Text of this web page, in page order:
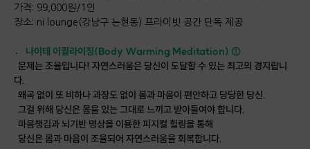
가격: 99,000원/1인
장소: ni lounge(강남구 논현동) 프라이빗 공간 단독 제공
〮
나이테 이퀄라이징(Body Warming Meditation) ①
문제는 조율입니다! 자연스러움은 당신이 도달할 수 있는 최고의 경지랍니
다.
왜곡 없이 또 비하나 과장도 없이 몸과 마음이 편안하고 당당한 당신.
그걸 위해 당신은 몸을 있는 그대로 느끼고 받아들여야 합니다.
마음챙김과 뇌기반 명상을 이용한 피지컬 힐링을 통해
당신은 몸과 마음이 조율되어 자연스러움을 회복합니다.